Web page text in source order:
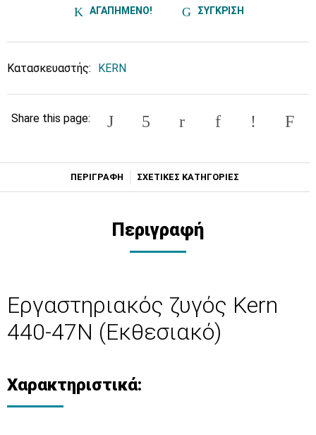
ΑΓΑΠΗΜΕΝΟ! ΣΥΓΚΡΙΣΗ
Κατασκευαστής: KERN
Share this page:
ΠΕΡΙΓΡΑΦΗ ΣΧΕΤΙΚΕΣ ΚΑΤΗΓΟΡΙΕΣ
Περιγραφή
Εργαστηριακός ζυγός Kern
440-47N (Εκθεσιακό)
Χαρακτηριστικά: